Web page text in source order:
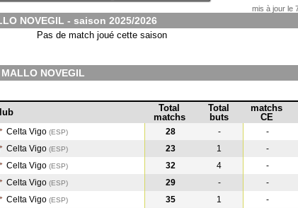
mis à jour le
NOVEGIL - saison 2025/2026
Pas de match joué cette saison
NOVEGIL
Total
matchs
Total
buts
matchs
CE
Celta Vigo (ESP) 28 - -
Celta Vigo (ESP) 23 1 -
Celta Vigo (ESP) 32 4 -
Celta Vigo (ESP) 29 - -
Celta Vigo (ESP) 35 1 -